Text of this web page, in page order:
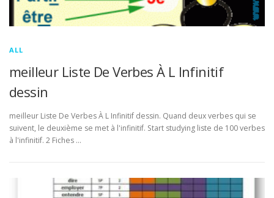
ALL
meilleur Liste De Verbes À L Infinitif
dessin
meilleur Liste De Verbes À L Infinitif dessin. Quand deux verbes qui se
suivent, le deuxième se met à l'infinitif. Start studying liste de 100 verbes
à l'infinitif. 2 Fiches …